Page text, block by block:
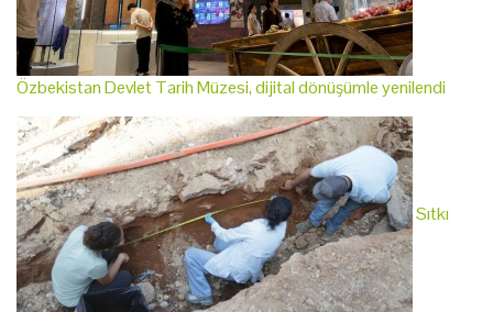
Özbekistan Devlet Tarih Müzesi, dijital dönüşümle yenilendi
Sıtkı